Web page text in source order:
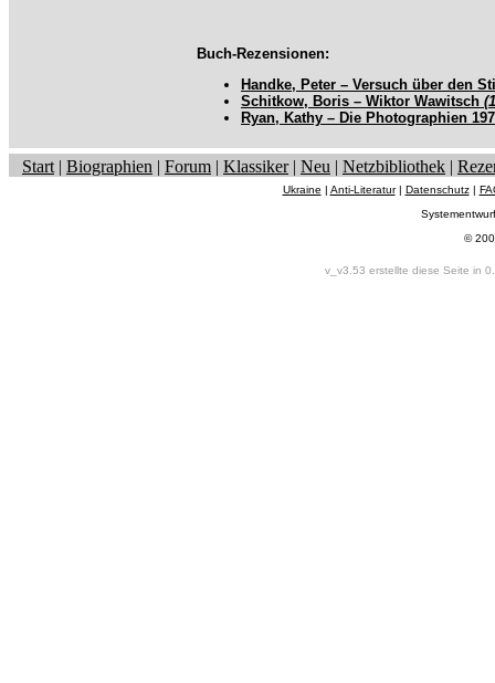
Buch-Rezensionen:
Handke, Peter – Versuch über den
Schitkow, Boris – Wiktor Wawitsch
Ryan, Kathy – Die Photographien
Start | Biographien | Forum | Klassiker| Neu | Netzbibliothek |
Ukraine | Anti-Literatur| Datenschutz|
©
v_v3.53 erstellte diese Seite in